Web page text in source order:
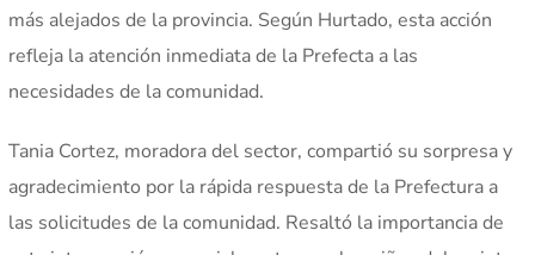
más alejados de la provincia. Según Hurtado, esta acción
refleja la atención inmediata de la Prefecta a las
necesidades de la comunidad.
Tania Cortez, moradora del sector, compartió su sorpresa y
agradecimiento por la rápida respuesta de la Prefectura a
las solicitudes de la comunidad. Resaltó la importancia de